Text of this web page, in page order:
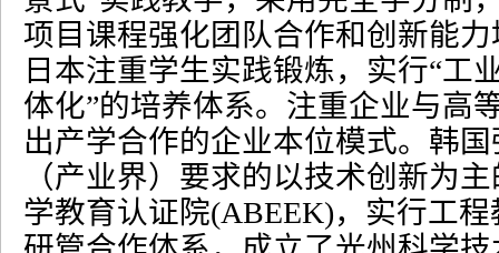
项目课程强化团队合作和创新能
日本注重学生实践锻炼，实行“工
体化”的培养体系。注重企业与高
出产学合作的企业本位模式。韩
（产业界）要求的以技术创新为
学教育认证院(ABEEK)，实行工